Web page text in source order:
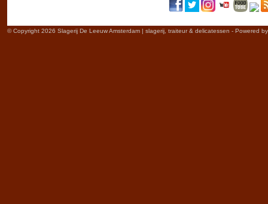
© Copyright 2026 Slagerij De Leeuw Amsterdam | slagerij, traiteur & delicatessen - Powered